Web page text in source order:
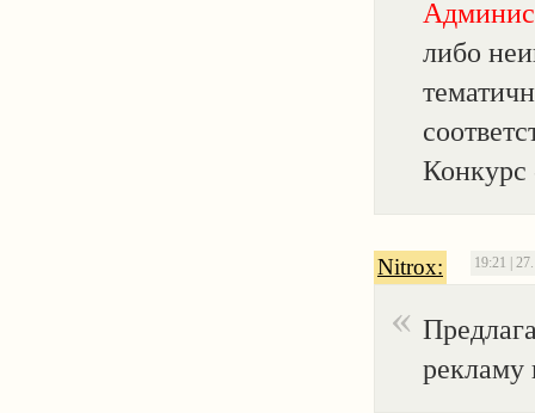
либо
Конкурс
Nitrox: 19:21 |
рекламу